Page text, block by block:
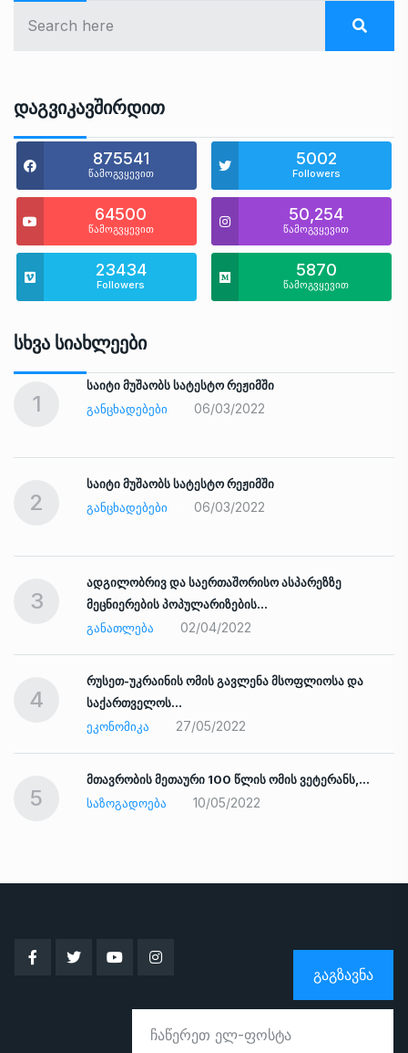
Დაგვიკავშირდით
875541
წამოგვყევით
5002
Followers
64500
წამოგვყევით
50,254
წამოგვყევით
23434
Followers
5870
წამოგვყევით
Სხვა Სიახლეები
1
საიტი მუშაობს სატესტო რეჟიმში
ᲒᲐᲜᲪᲮᲐᲓᲔᲑᲔᲑᲘ
06/03/2022
2
საიტი მუშაობს სატესტო რეჟიმში
ᲒᲐᲜᲪᲮᲐᲓᲔᲑᲔᲑᲘ
06/03/2022
3
ადგილობრივ და საერთაშორისო ასპარეზზე
მეცნიერების პოპულარიზების…
ᲒᲐᲜᲐᲗᲚᲔᲑᲐ
02/04/2022
4
რუსეთ-უკრაინის ომის გავლენა მსოფლიოსა და
საქართველოს…
ᲔᲙᲝᲜᲝᲛᲘᲙᲐ
27/05/2022
5
მთავრობის მეთაური 100 წლის ომის ვეტერანს,…
ᲡᲐᲖᲝᲒᲐᲓᲝᲔᲑᲐ
10/05/2022
ᲒᲐᲒᲖᲐᲕᲜᲐ